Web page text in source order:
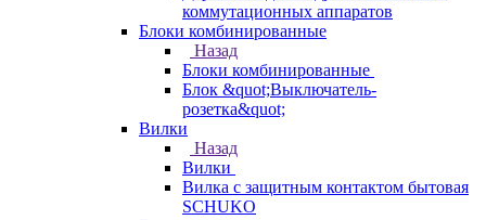
коммутационных аппаратов
Блоки комбинированные
Назад
Блоки комбинированные
Блок &quot;Выключатель-
розетка&quot;
Вилки
Назад
Вилки
Вилка с защитным контактом бытовая
SCHUKO